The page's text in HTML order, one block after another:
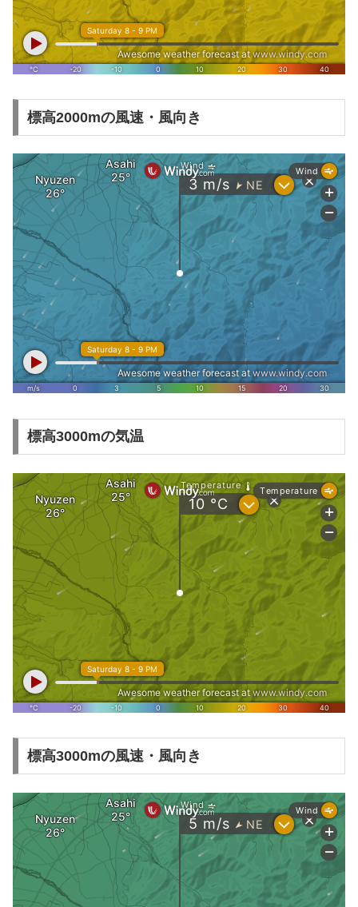
標高2000mの風速・風向き
標高3000mの気温
標高3000mの風速・風向き